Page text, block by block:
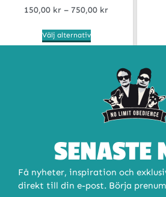
150,00 kr – 750,00 kr
Välj alternativ
SENASTE
Få nyheter, inspiration och
direkt till din e-post. Börja